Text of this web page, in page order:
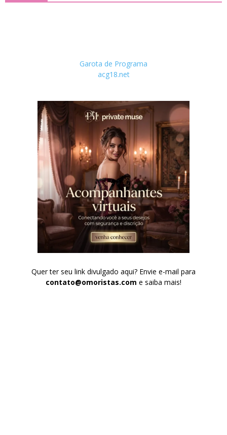
Garota de Programa
acg18.net
Quer ter seu link divulgado aqui? Envie e-mail para
contato@omoristas.com e saiba mais!